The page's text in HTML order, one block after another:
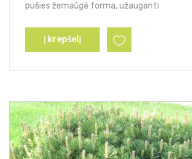
pušies žemaūgė forma, užauganti
Į krepšelį